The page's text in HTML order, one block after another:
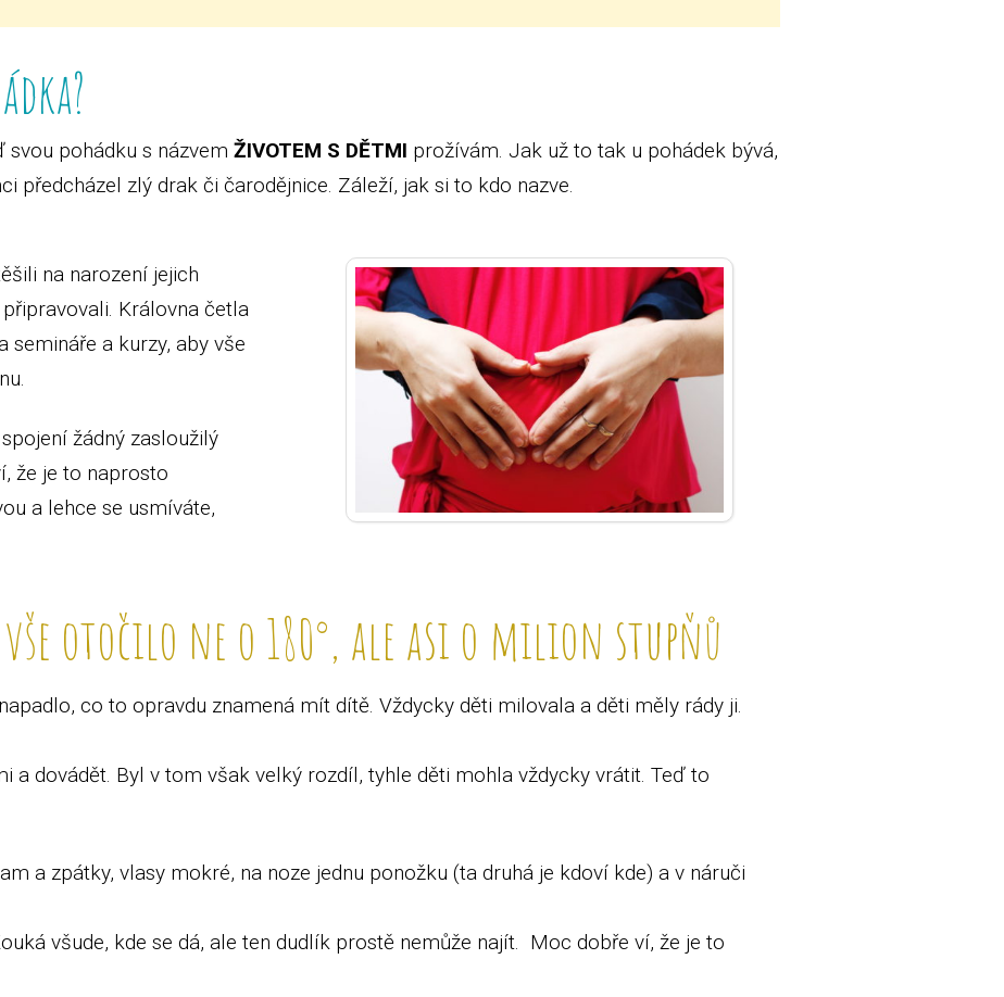
pohádku s názvem ŽIVOTEM S DĚTMI prožívám. Jak už to tak u pohádek bývá,
předcházel zlý drak či čarodějnice. Záleží, jak si to kdo nazve.
na narození jejich
Královna četla
semináře a kurzy, aby vše
žádný zasloužilý
že je to naprosto
a lehce se usmíváte,
otočilo ne o 180°, ale asi o milion stupňů
co to opravdu znamená mít dítě. Vždycky děti milovala a děti měly rády ji.
a dovádět. Byl v tom však velký rozdíl, tyhle děti mohla vždycky vrátit. Teď to
a zpátky, vlasy mokré, na noze jednu ponožku (ta druhá je kdoví kde) a v náruči
všude, kde se dá, ale ten dudlík prostě nemůže najít. Moc dobře ví, že je to